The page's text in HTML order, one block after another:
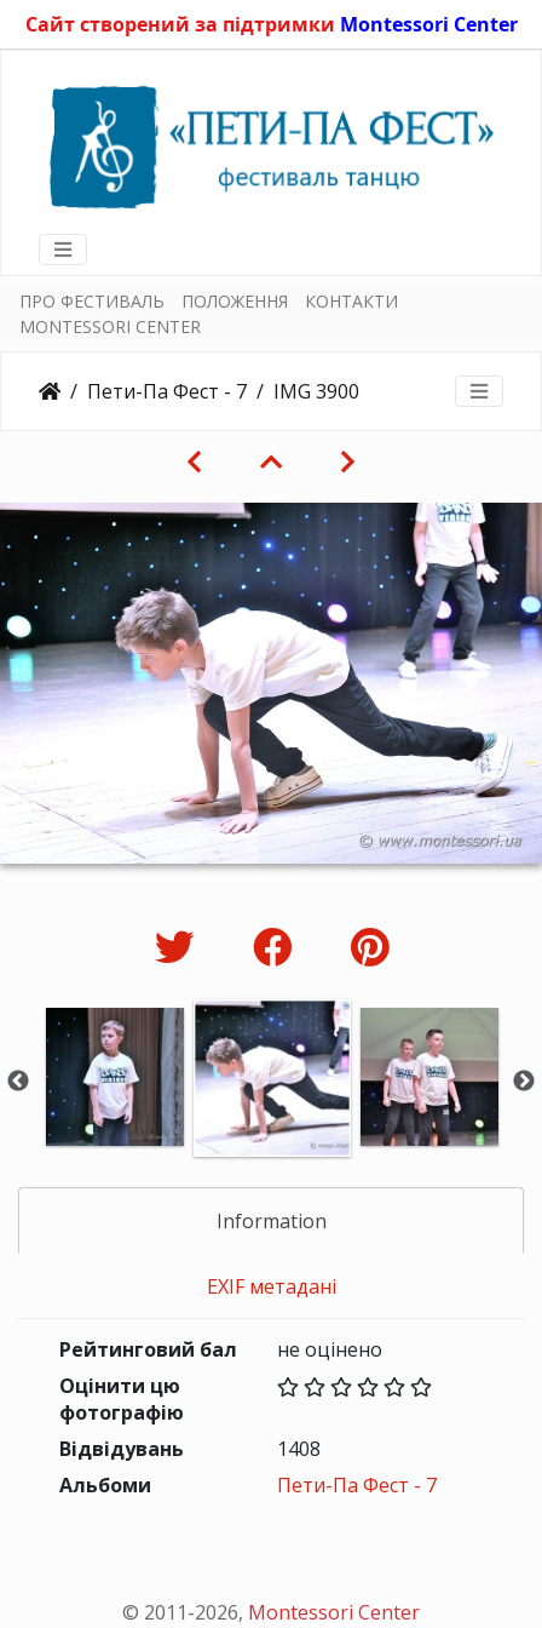
Сайт створений за підтримки Montessori Center
ПРО ФЕСТИВАЛЬ ПОЛОЖЕННЯ
КОНТАКТИ
MONTESSORI CENTER
Пети-Па Фест - 7 IMG 3900
Information
EXIF метадані
Рейтинговий бал
не оцінено
Оцінити цю
фотографію
Відвідувань
1408
Альбоми
Пети-Па Фест - 7
© 2011-2026, Montessori Center